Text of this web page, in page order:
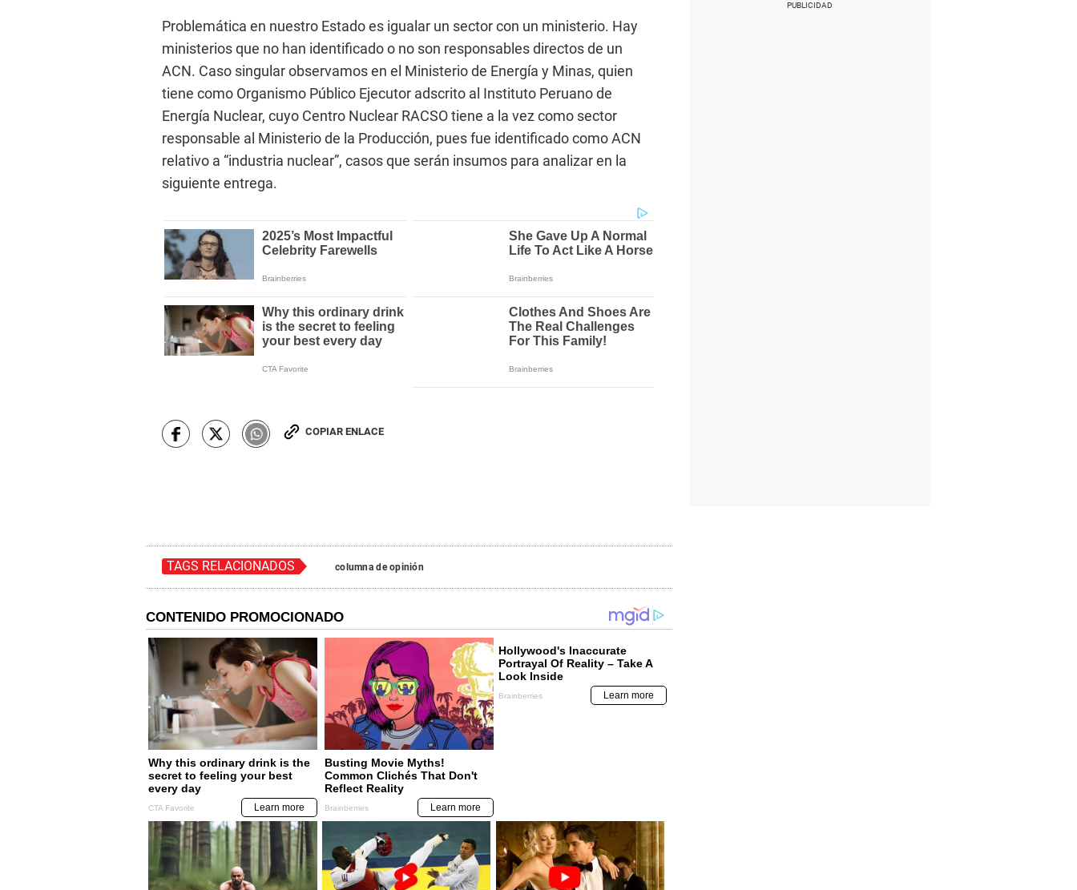
Problemática en nuestro Estado es igualar un sector con un ministerio. Hay
ministerios que no han identificado o no son responsables directos de un
ACN. Caso singular observamos en el Ministerio de Energía y Minas, quien
tiene como Organismo Público Ejecutor adscrito al Instituto Peruano de
Energía Nuclear, cuyo Centro Nuclear RACSO tiene a la vez como sector
responsable al Ministerio de la Producción, pues fue identificado como ACN
relativo a “industria nuclear”, casos que serán insumos para analizar en la
siguiente entrega.
COPIAR ENLACE
TAGS RELACIONADOS columna de opinión